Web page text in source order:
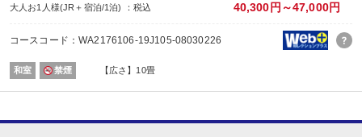
大人お1人様(JR＋宿泊/1泊) ：税込 40,300円～47,000円
コースコード：WA2176106-19J105-08030226
和室 禁煙 【広さ】10畳